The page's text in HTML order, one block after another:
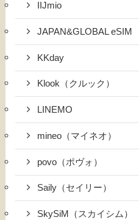
IIJmio
JAPAN&GLOBAL eSIM
KKday
Klook（クルック）
LINEMO
mineo（マイネオ）
povo（ポヴォ）
Saily（セイリー）
SkySiM（スカイシム）